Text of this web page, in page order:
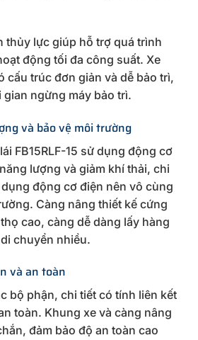
thủy lực giúp hỗ trợ quá trình
động tối đa công suất. Xe
cấu trúc đơn giản và dễ bảo trì,
ngừng máy bảo trì.
và bảo vệ môi trường
FB15RLF-15 sử dụng động cơ
lượng và giảm khí thải, chi
động cơ điện nên vô cùng
Càng nâng thiết kế cứng
cao, càng dễ dàng lấy hàng
chuyển nhiều.
và an toàn
bộ phận, chi tiết có tính liên kết
toàn. Khung xe và càng nâng
đảm bảo độ an toàn cao